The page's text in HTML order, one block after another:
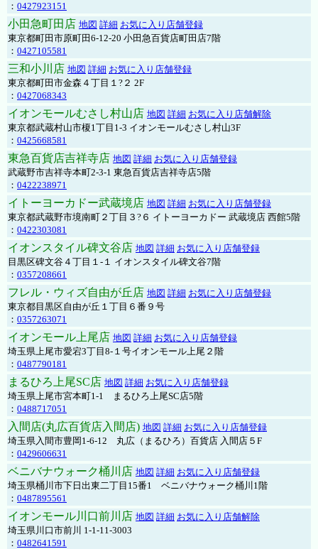
： 0427923151
小田急町田店 地図 詳細 お気に入り店舗登録
東京都町田市原町田6-12-20 小田急百貨店町田店7階
： 0427105581
三和小川店 地図 詳細 お気に入り店舗登録
東京都町田市金森４丁目１?２ 2F
： 0427068343
イオンモールむさし村山店 地図 詳細 お気に入り店舗解除
東京都武蔵村山市榎1丁目1-3 イオンモールむさし村山3F
： 0425668581
東急百貨店吉祥寺店 地図 詳細 お気に入り店舗登録
武蔵野市吉祥寺本町2-3-1 東急百貨店吉祥寺店5階
： 0422238971
イトーヨーカドー武蔵境店 地図 詳細 お気に入り店舗登録
東京都武蔵野市境南町２丁目３?６ イトーヨーカドー 武蔵境店 西館5階
： 0422303081
イオンスタイル碑文谷店 地図 詳細 お気に入り店舗登録
目黒区碑文谷４丁目１-１ イオンスタイル碑文谷7階
： 0357208661
フレル・ウィズ自由が丘店 地図 詳細 お気に入り店舗登録
東京都目黒区自由が丘１丁目６番９号
： 0357263071
イオンモール上尾店 地図 詳細 お気に入り店舗登録
埼玉県上尾市愛宕3丁目8-１号イオンモール上尾２階
： 0487790181
まるひろ上尾SC店 地図 詳細 お気に入り店舗登録
埼玉県上尾市宮本町1-1 まるひろ上尾SC店5階
： 0488717051
入間店(丸広百貨店入間店) 地図 詳細 お気に入り店舗登録
埼玉県入間市豊岡1-6-12 丸広（まるひろ）百貨店 入間店５F
： 0429606631
ベニバナウォーク桶川店 地図 詳細 お気に入り店舗登録
埼玉県桶川市下日出東二丁目15番1 ベニバナウォーク桶川1階
： 0487895561
イオンモール川口前川店 地図 詳細 お気に入り店舗解除
埼玉県川口市前川 1-1-11-3003
： 0482641591